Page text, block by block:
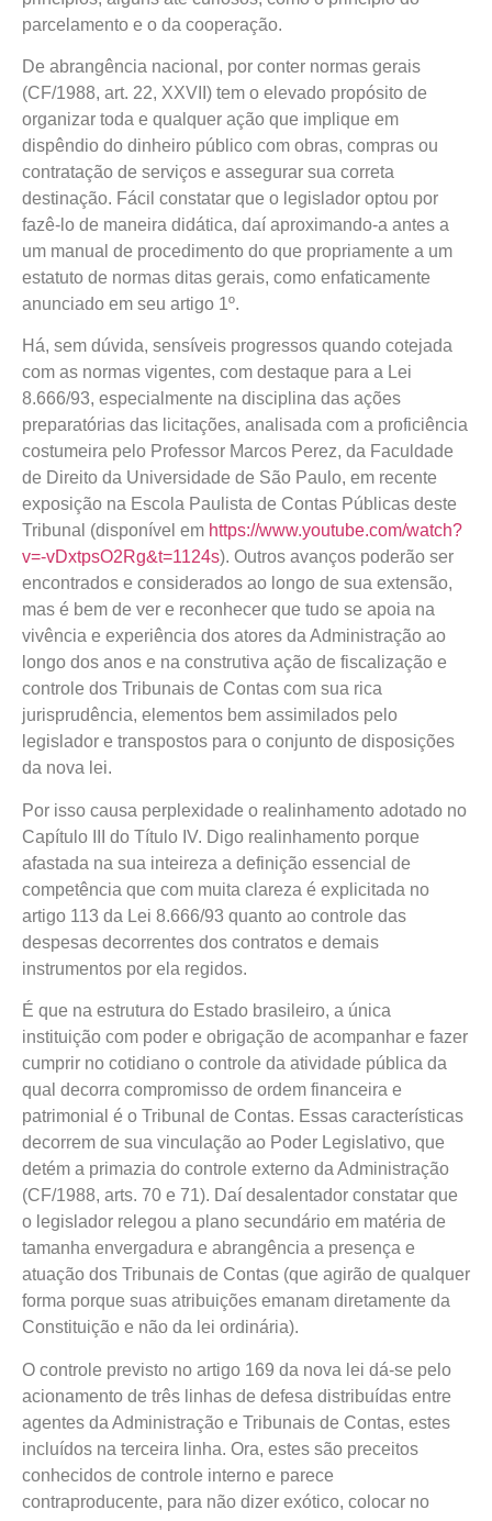
parcelamento e o da cooperação.
De abrangência nacional, por conter normas gerais
(CF/1988, art. 22, XXVII) tem o elevado propósito de
organizar toda e qualquer ação que implique em
dispêndio do dinheiro público com obras, compras ou
contratação de serviços e assegurar sua correta
destinação. Fácil constatar que o legislador optou por
fazê-lo de maneira didática, daí aproximando-a antes a
um manual de procedimento do que propriamente a um
estatuto de normas ditas gerais, como enfaticamente
anunciado em seu artigo 1º.
Há, sem dúvida, sensíveis progressos quando cotejada
com as normas vigentes, com destaque para a Lei
8.666/93, especialmente na disciplina das ações
preparatórias das licitações, analisada com a proficiência
costumeira pelo Professor Marcos Perez, da Faculdade
de Direito da Universidade de São Paulo, em recente
exposição na Escola Paulista de Contas Públicas deste
Tribunal (disponível em https://www.youtube.com/watch?
v=-vDxtpsO2Rg&t=1124s). Outros avanços poderão ser
encontrados e considerados ao longo de sua extensão,
mas é bem de ver e reconhecer que tudo se apoia na
vivência e experiência dos atores da Administração ao
longo dos anos e na construtiva ação de fiscalização e
controle dos Tribunais de Contas com sua rica
jurisprudência, elementos bem assimilados pelo
legislador e transpostos para o conjunto de disposições
da nova lei.
Por isso causa perplexidade o realinhamento adotado no
Capítulo III do Título IV. Digo realinhamento porque
afastada na sua inteireza a definição essencial de
competência que com muita clareza é explicitada no
artigo 113 da Lei 8.666/93 quanto ao controle das
despesas decorrentes dos contratos e demais
instrumentos por ela regidos.
É que na estrutura do Estado brasileiro, a única
instituição com poder e obrigação de acompanhar e fazer
cumprir no cotidiano o controle da atividade pública da
qual decorra compromisso de ordem financeira e
patrimonial é o Tribunal de Contas. Essas características
decorrem de sua vinculação ao Poder Legislativo, que
detém a primazia do controle externo da Administração
(CF/1988, arts. 70 e 71). Daí desalentador constatar que
o legislador relegou a plano secundário em matéria de
tamanha envergadura e abrangência a presença e
atuação dos Tribunais de Contas (que agirão de qualquer
forma porque suas atribuições emanam diretamente da
Constituição e não da lei ordinária).
O controle previsto no artigo 169 da nova lei dá-se pelo
acionamento de três linhas de defesa distribuídas entre
agentes da Administração e Tribunais de Contas, estes
incluídos na terceira linha. Ora, estes são preceitos
conhecidos de controle interno e parece
contraproducente, para não dizer exótico, colocar no